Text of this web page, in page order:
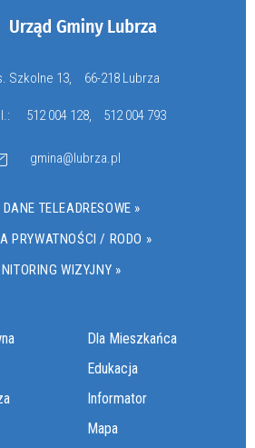
Szkolne 13, 66-218 Lubrza
512 004 128 512 004 793
gmina@lubrza.pl
TELEADRESOWE »
PRYWATNOŚCI / RODO »
WIZYJNY »
Dla Mieszkańca
Edukacja
Informator
Mapa